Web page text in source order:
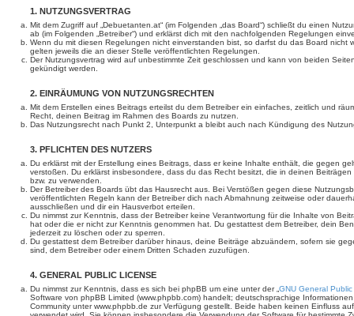
1. NUTZUNGSVERTRAG
Mit dem Zugriff auf „Debuetanten.at“ (im Folgenden „das Board“) schließt du einen
ab (im Folgenden „Betreiber“) und erklärst dich mit den nachfolgenden Regelungen
Wenn du mit diesen Regelungen nicht einverstanden bist, so darfst du das Board nicht
gelten jeweils die an dieser Stelle veröffentlichten Regelungen.
Der Nutzungsvertrag wird auf unbestimmte Zeit geschlossen und kann von beiden
gekündigt werden.
2. EINRÄUMUNG VON NUTZUNGSRECHTEN
Mit dem Erstellen eines Beitrags erteilst du dem Betreiber ein einfaches, zeitlich und
Recht, deinen Beitrag im Rahmen des Boards zu nutzen.
Das Nutzungsrecht nach Punkt 2, Unterpunkt a bleibt auch nach Kündigung des
3. PFLICHTEN DES NUTZERS
Du erklärst mit der Erstellung eines Beitrags, dass er keine Inhalte enthält, die gegen
verstoßen. Du erklärst insbesondere, dass du das Recht besitzt, die in deinen
bzw. zu verwenden.
Der Betreiber des Boards übt das Hausrecht aus. Bei Verstößen gegen diese
veröffentlichten Regeln kann der Betreiber dich nach Abmahnung zeitweise oder
ausschließen und dir ein Hausverbot erteilen.
Du nimmst zur Kenntnis, dass der Betreiber keine Verantwortung für die Inhalte von
hat oder die er nicht zur Kenntnis genommen hat. Du gestattest dem Betreiber, dein
jederzeit zu löschen oder zu sperren.
Du gestattest dem Betreiber darüber hinaus, deine Beiträge abzuändern, sofern sie
sind, dem Betreiber oder einem Dritten Schaden zuzufügen.
4. GENERAL PUBLIC LICENSE
Du nimmst zur Kenntnis, dass es sich bei phpBB um eine unter der „ GNU General
Software von phpBB Limited (www.phpbb.com) handelt; deutschsprachige
Community unter www.phpbb.de zur Verfügung gestellt. Beide haben keinen Einfluss